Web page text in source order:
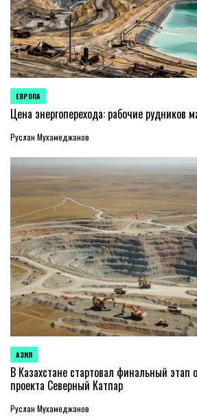
ОПУБЛИКОВАНО
В
ЕВРОПА
Цена энергоперехода: рабочие рудников
Руслан Мухамеджанов
ОПУБЛИКОВАНО
В
АЗИЯ
В Казахстане стартовал финальный этап
проекта Северный Катпар
Руслан Мухамеджанов